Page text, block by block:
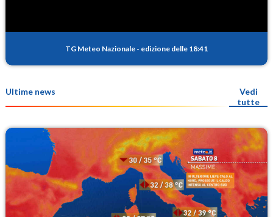
TG Meteo Nazionale - edizione delle 18:41
Ultime news
Vedi
tutte